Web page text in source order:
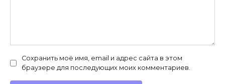
Сохранить моё имя, email и адрес сайта в этом
браузере для последующих моих комментариев.